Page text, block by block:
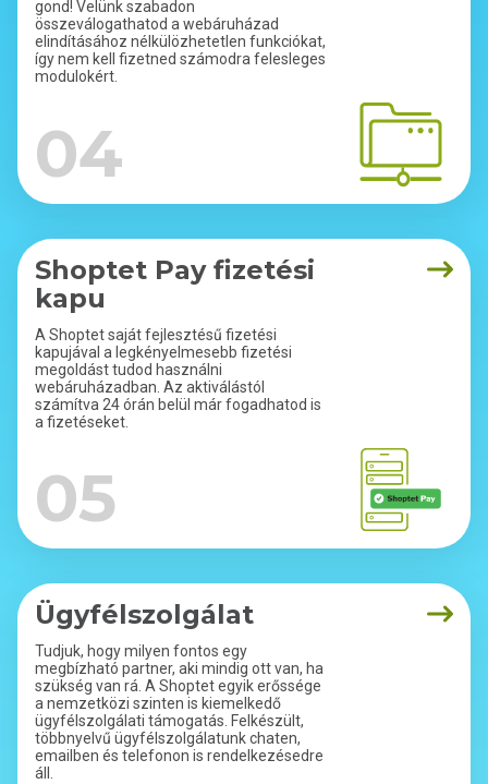
gond! Velünk szabadon
összeválogathatod a webáruházad
elindításához nélkülözhetetlen funkciókat,
így nem kell fizetned számodra felesleges
modulokért.
04
Shoptet Pay fizetési
kapu
A Shoptet saját fejlesztésű fizetési
kapujával a legkényelmesebb fizetési
megoldást tudod használni
webáruházadban. Az aktiválástól
számítva 24 órán belül már fogadhatod is
a fizetéseket.
05
Ügyfélszolgálat
Tudjuk, hogy milyen fontos egy
megbízható partner, aki mindig ott van, ha
szükség van rá. A Shoptet egyik erőssége
a nemzetközi szinten is kiemelkedő
ügyfélszolgálati támogatás. Felkészült,
többnyelvű ügyfélszolgálatunk chaten,
emailben és telefonon is rendelkezésedre
áll.